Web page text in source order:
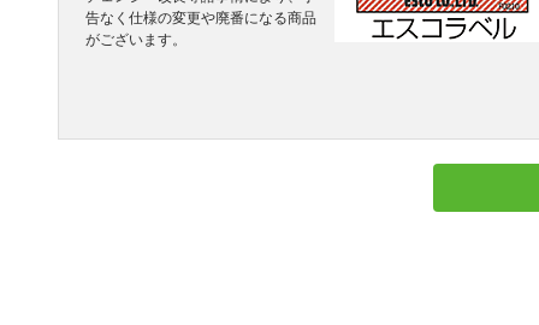
告なく仕様の変更や廃番になる商品
がございます。